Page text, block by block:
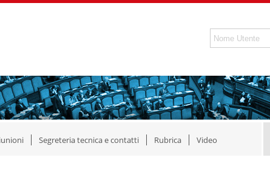
Segreteria tecnica e contatti Rubrica Video